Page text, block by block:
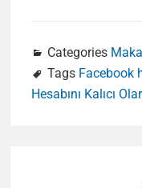
Categories
Tags Facebook
Hesabını Kalıcı